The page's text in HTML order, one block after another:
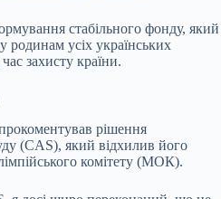
стабільного фонду, який
родинам усіх українських
захисту країни.
рішення
(CAS), який відхилив його
комітету (МОК).